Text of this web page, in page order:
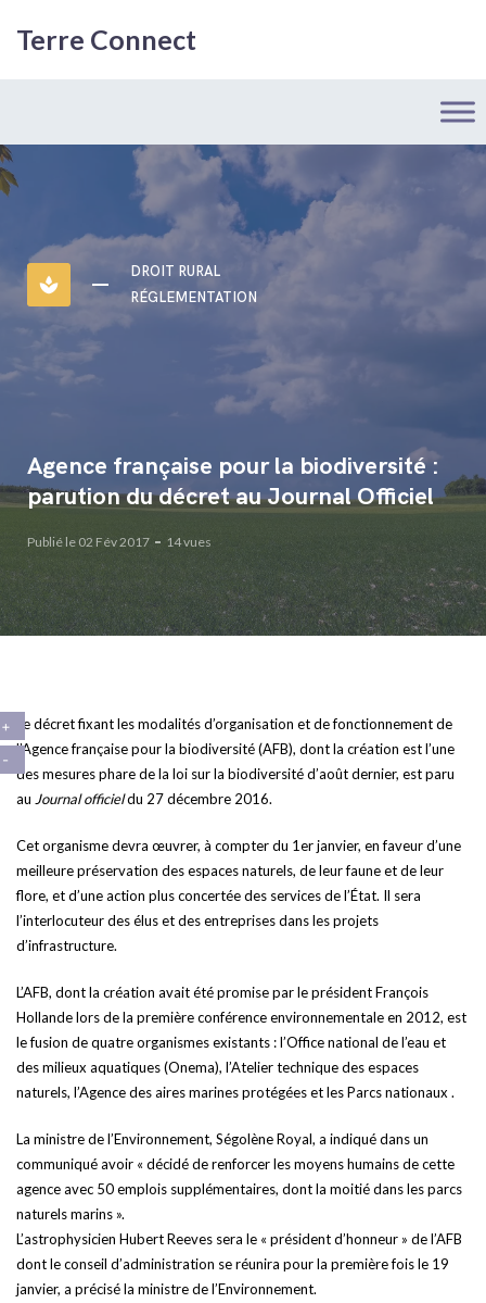
Terre Connect
spa
DROIT RURAL
RÉGLEMENTATION
Agence française pour la biodiversité :
parution du décret au Journal Officiel
Publié le 02 Fév 2017 14 vues
Le décret fixant les modalités d’organisation et de fonctionnement de
l’Agence française pour la biodiversité (AFB), dont la création est l’une
des mesures phare de la loi sur la biodiversité d’août dernier, est paru
au Journal officieldu 27 décembre 2016.
Cet organisme devra œuvrer, à compter du 1er janvier, en faveur d’une
meilleure préservation des espaces naturels, de leur faune et de leur
flore, et d’une action plus concertée des services de l’État. Il sera
l’interlocuteur des élus et des entreprises dans les projets
d’infrastructure.
L’AFB, dont la création avait été promise par le président François
Hollande lors de la première conférence environnementale en 2012, est
le fusion de quatre organismes existants : l’Office national de l’eau et
des milieux aquatiques (Onema), l’Atelier technique des espaces
naturels, l’Agence des aires marines protégées et les Parcs nationaux .
La ministre de l’Environnement, Ségolène Royal, a indiqué dans un
communiqué avoir « décidé de renforcer les moyens humains de cette
agence avec 50 emplois supplémentaires, dont la moitié dans les parcs
naturels marins ».
L’astrophysicien Hubert Reeves sera le « président d’honneur » de l’AFB
dont le conseil d’administration se réunira pour la première fois le 19
janvier, a précisé la ministre de l’Environnement.